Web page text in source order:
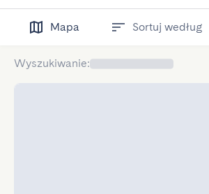
Mapa Sortuj według
Wyszukiwanie: